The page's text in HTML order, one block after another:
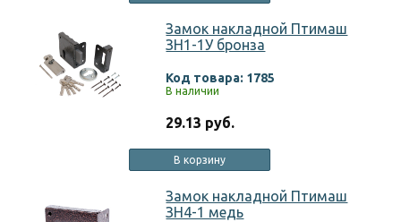
Замок накладной Птимаш
ЗН1-1У бронза
Код товара: 1785
В наличии
29.13 руб.
В корзину
Замок накладной Птимаш
ЗН4-1 медь